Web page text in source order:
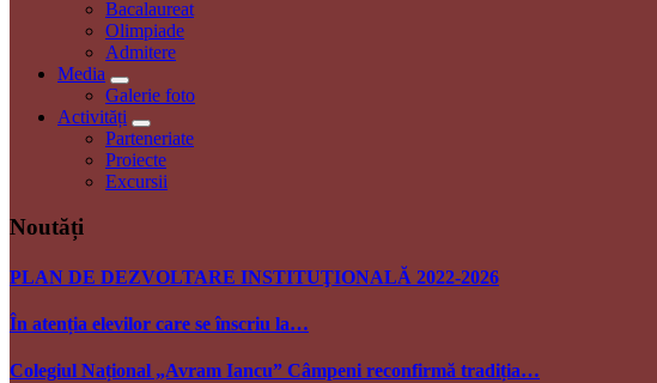
Bacalaureat
Olimpiade
Admitere
Media
Galerie foto
Activități
Parteneriate
Proiecte
Excursii
Noutăți
PLAN DE DEZVOLTARE INSTITUŢIONALĂ 2022-2026
În atenția elevilor care se înscriu la…
Colegiul Național „Avram Iancu” Câmpeni reconfirmă tradiția…